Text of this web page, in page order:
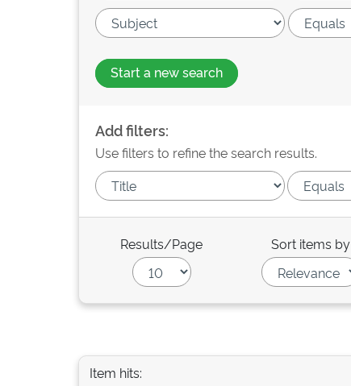
Start a new search
Add filters:
Use filters to refine the search results.
Results/Page Sort items by
Item hits: